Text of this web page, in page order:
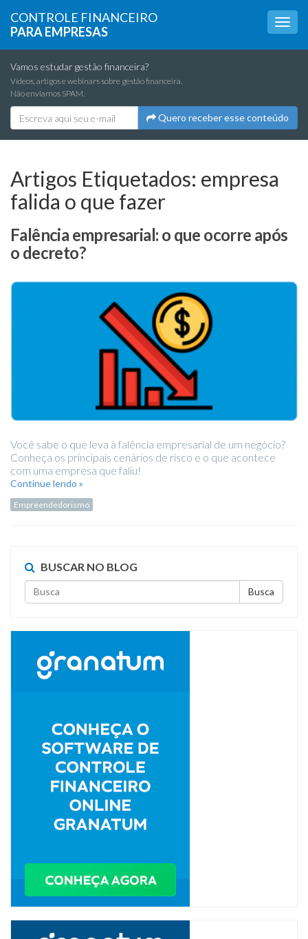
CONTROLE FINANCEIRO
PARA EMPRESAS
Vamos estudar gestão financeira?
Vídeos, artigos e webinars sobre gestão financeira.
Não enviamos SPAM.
Quero receber esse conteúdo
Artigos Etiquetados: empresa
falida o que fazer
Falência empresarial: o que ocorre após
o decreto?
Você sabe o que leva à falência empresarial de um negócio?
Conheça os principais cenários de risco e o que acontece
com uma empresa que faliu!
Continue lendo »
Empreendedorismo
BUSCAR NO BLOG
Busca